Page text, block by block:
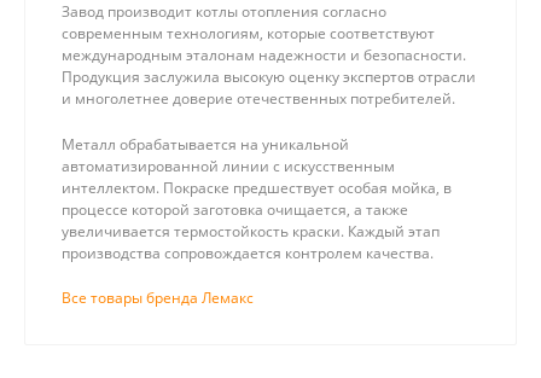
Завод производит котлы отопления согласно
современным технологиям, которые соответствуют
международным эталонам надежности и безопасности.
Продукция заслужила высокую оценку экспертов отрасли
и многолетнее доверие отечественных потребителей.
Металл обрабатывается на уникальной
автоматизированной линии с искусственным
интеллектом. Покраске предшествует особая мойка, в
процессе которой заготовка очищается, а также
увеличивается термостойкость краски. Каждый этап
производства сопровождается контролем качества.
Все товары бренда Лемакс